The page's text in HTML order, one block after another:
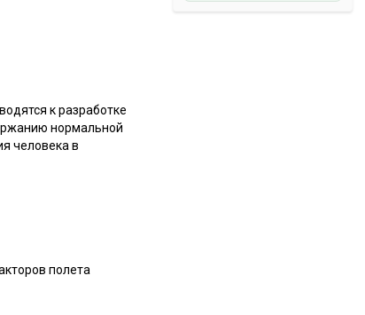
к разработке
нормальной
человека в
полета